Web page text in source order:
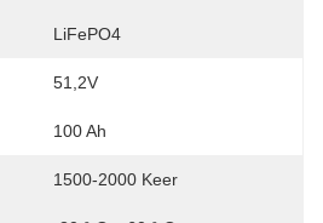
LiFePO4
51,2V
100 Ah
1500-2000 Keer